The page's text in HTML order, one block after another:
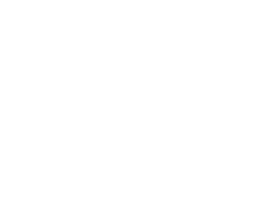
Open a larger version of the
Open a larger version of the